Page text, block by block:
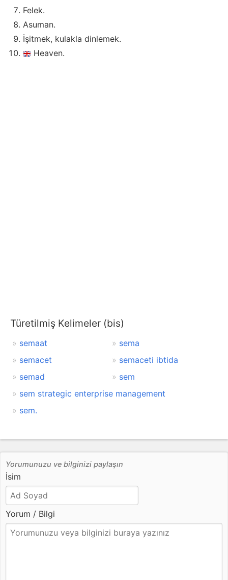
Felek.
Asuman.
İşitmek, kulakla dinlemek.
Heaven.
Türetilmiş Kelimeler (bis)
semaat
sema
semacet
semaceti ibtida
semad
sem
sem strategic enterprise management
sem.
Yorumunuzu ve bilginizi paylaşın
İsim
Yorum / Bilgi